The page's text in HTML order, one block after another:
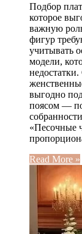
Подбор
которое
важную
фигур
учитывать
модели,
выгодно
поясом —
«Песочные
Read More »